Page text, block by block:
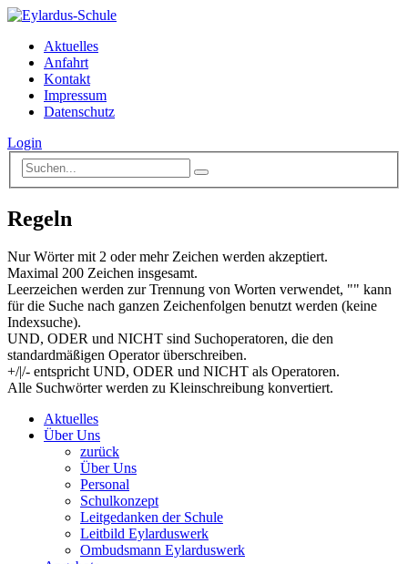
Aktuelles
Anfahrt
Kontakt
Impressum
Datenschutz
Login
Regeln
Nur Wörter mit 2 oder mehr Zeichen werden akzeptiert.
Maximal 200 Zeichen insgesamt.
Leerzeichen werden zur Trennung von Worten verwendet, "" kann
für die Suche nach ganzen Zeichenfolgen benutzt werden (keine
Indexsuche).
UND, ODER und NICHT sind Suchoperatoren, die den
standardmäßigen Operator überschreiben.
+/|/- entspricht UND, ODER und NICHT als Operatoren.
Alle Suchwörter werden zu Kleinschreibung konvertiert.
Aktuelles
Über Uns
zurück
Über Uns
Personal
Schulkonzept
Leitgedanken der Schule
Leitbild Eylarduswerk
Ombudsmann Eylarduswerk